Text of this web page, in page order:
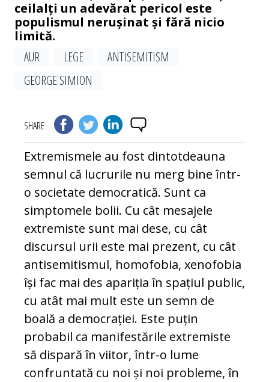
ceilalți un adevărat pericol este
populismul nerușinat și fără nicio
limită.
AUR
LEGE
ANTISEMITISM
GEORGE SIMION
SHARE
Extremismele au fost dintotdeauna
semnul că lucrurile nu merg bine într-
o societate democratică. Sunt ca
simptomele bolii. Cu cât mesajele
extremiste sunt mai dese, cu cât
discursul urii este mai prezent, cu cât
antisemitismul, homofobia, xenofobia
își fac mai des apariția în spațiul public,
cu atât mai mult este un semn de
boală a democrației. Este puțin
probabil ca manifestările extremiste
să dispară în viitor, într-o lume
confruntată cu noi și noi probleme, în